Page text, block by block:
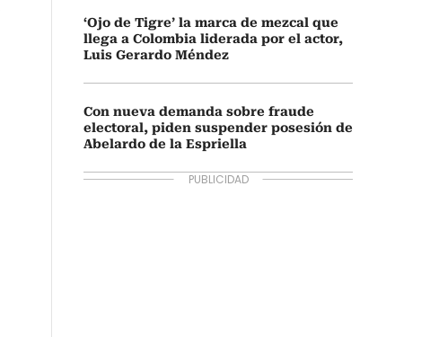
‘Ojo de Tigre’ la marca de mezcal que
llega a Colombia liderada por el actor,
Luis Gerardo Méndez
Con nueva demanda sobre fraude
electoral, piden suspender posesión de
Abelardo de la Espriella